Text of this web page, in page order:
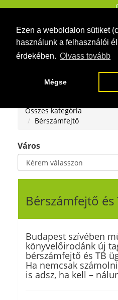
Ezen a weboldalon sütiket
használunk a felhasználói
érdekében. Olvass tovább
Mégse
Összes kategória
Bérszámfejtő
Város
Bérszámfejtő
Budapest szívében
könyvelőirodánk új
bérszámfejtő és TB
Ha nemcsak
is adsz, ha kell –